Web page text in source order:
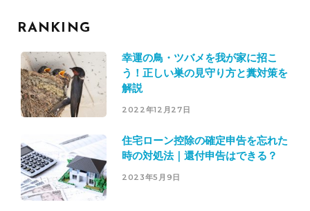
RANKING
幸運の鳥・ツバメを我が家に招こ
う！正しい巣の見守り方と糞対策を
解説
2022年12月27日
住宅ローン控除の確定申告を忘れた
時の対処法｜還付申告はできる？
2023年5月9日